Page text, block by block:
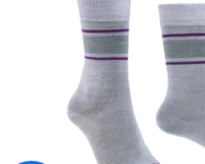
0,0
z
5
hvězdiček.